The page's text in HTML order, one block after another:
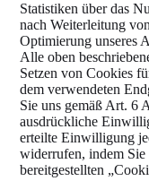
Statistiken über das
nach Weiterleitung
Optimierung unseres
Alle oben
Setzen von Cookies
dem verwendeten
Sie uns gemäß Art. 6
ausdrückliche
erteilte Einwilligung
widerrufen, indem Sie
bereitgestellten